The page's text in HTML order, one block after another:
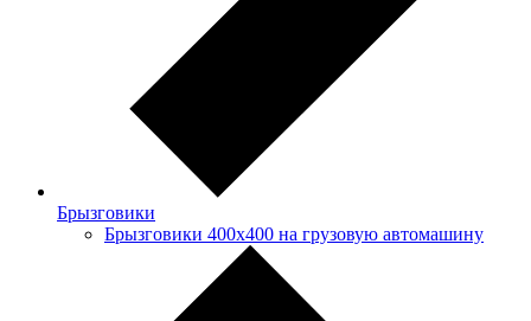
Брызговики
Брызговики 400х400 на грузовую автомашину